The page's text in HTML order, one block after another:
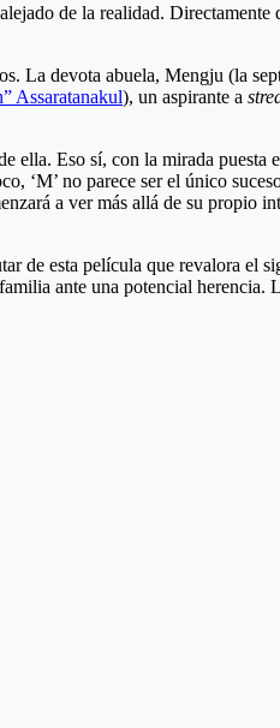
de la realidad. Directamente
La devota abuela, Mengju (la
Assaratanakul), un aspirante a
ella. Eso sí, con la mirada
‘M’ no parece ser el único
a ver más allá de su propio
de esta película que revalora el
ante una potencial herencia.